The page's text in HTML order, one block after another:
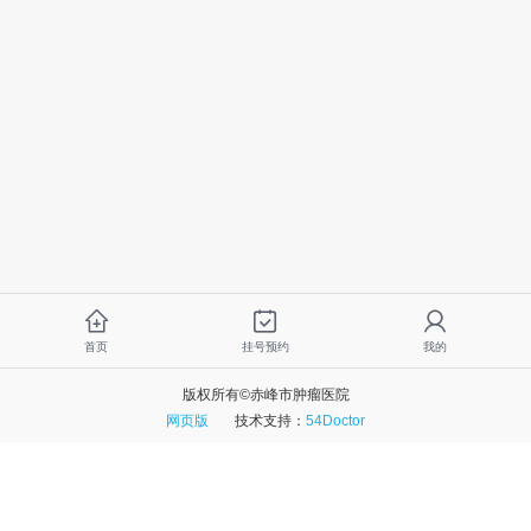
首页 挂号预约 我的
版权所有©赤峰市肿瘤医院
网页版
技术支持： 54Doctor